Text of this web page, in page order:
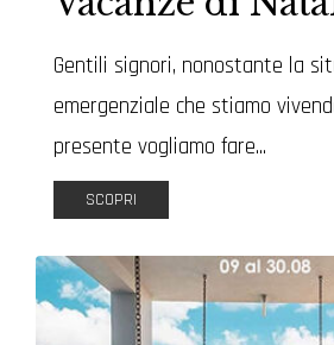
Gentili signori, nonostante la
emergenziale che stiamo
presente vogliamo fare...
SCOPRI